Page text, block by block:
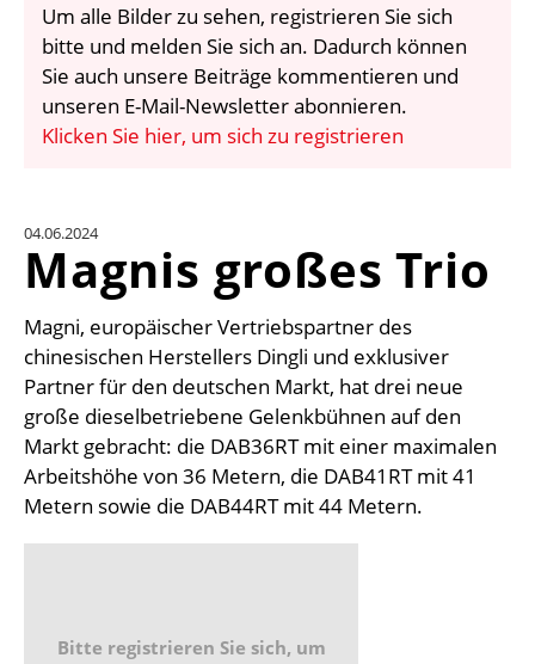
VIDEOS
BIBLIOTHEK
KRAN & BÜHNE
EINHEITENKONVERTER
KONTAKT
Um alle Bilder zu sehen, registrieren Sie sich
bitte und melden Sie sich an. Dadurch können
Sie auch unsere Beiträge kommentieren und
unseren E-Mail-Newsletter abonnieren.
Klicken Sie hier, um sich zu registrieren
04.06.2024
Magnis großes Trio
Magni, europäischer Vertriebspartner des
chinesischen Herstellers Dingli und exklusiver
Partner für den deutschen Markt, hat drei neue
große dieselbetriebene Gelenkbühnen auf den
Markt gebracht: die DAB36RT mit einer maximalen
Arbeitshöhe von 36 Metern, die DAB41RT mit 41
Metern sowie die DAB44RT mit 44 Metern.
Bitte registrieren Sie sich, um